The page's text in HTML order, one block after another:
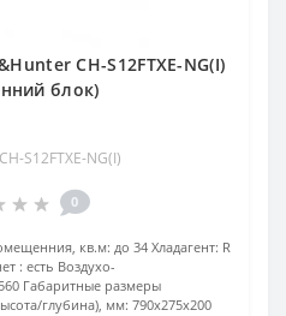
CH-S12FTXE-NG(I)
блок)
S12FTXE-NG(I)
0
кв.м: до 34 Хладагент: R
: есть Воздухо-
Габаритные размеры
глубина), мм: 790х275х200